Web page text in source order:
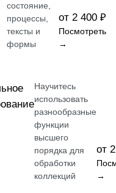
состояние,
процессы,
тексты и
формы
от 2 400 ₽
Посмотреть
→
Научитесь
использовать
разнообразные
функции
высшего
порядка для
обработки
коллекций
от
→